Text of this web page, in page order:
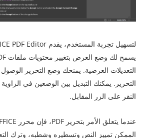
التعديلات العرضية. يمنحك وضع التحرير
التحرير. يمكنك التبديل بين الوضعين في
النقر على الزر المقابل.
الممكن تمييز النص وتسطيره وشطبه، وترك